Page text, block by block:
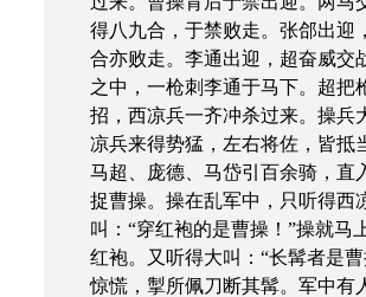
得八九合，于禁败走。张郃出迎
合亦败走。李通出迎，超奋威交
之中，一枪刺李通于马下。超把
招，西凉兵一齐冲杀过来。操兵
凉兵来得势猛，左右将佐，皆抵
马超、庞德、马岱引百余骑，直
捉曹操。操在乱军中，只听得西
叫：“穿红袍的是曹操！”操就马
红袍。又听得大叫：“长髯者是
惊慌，掣所佩刀断其髯。军中有